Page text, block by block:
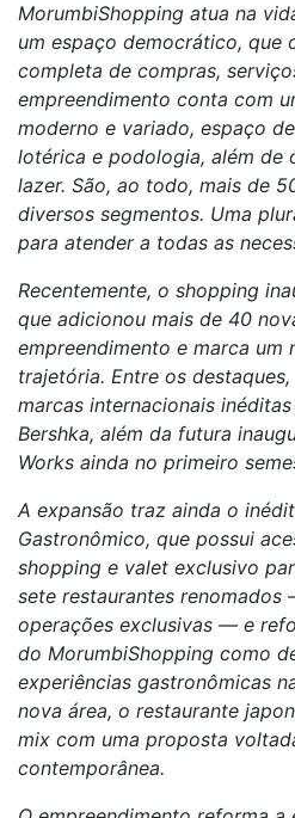
MorumbiShopping atua na
um espaço democrático, que
completa de compras,
empreendimento conta com
moderno e variado, espaço
lotérica e podologia, além de
lazer. São, ao todo, mais de
diversos segmentos. Uma
para atender a todas as
Recentemente, o shopping
que adicionou mais de 40
empreendimento e marca um
trajetória. Entre os
marcas internacionais
Bershka, além da futura
Works ainda no primeiro
A expansão traz ainda o
Gastronômico, que possui
shopping e valet exclusivo
sete restaurantes renomados
operações exclusivas — e
do MorumbiShopping como
experiências gastronômicas
nova área, o restaurante
mix com uma proposta
contemporânea.